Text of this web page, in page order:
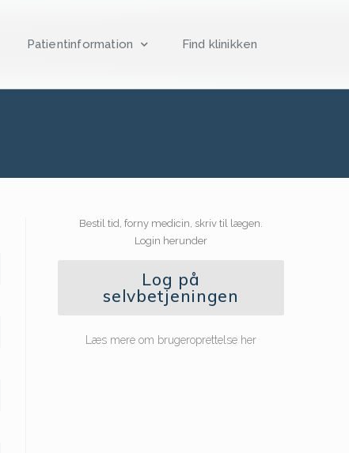
Patientinformation Find klinikken
Bestil tid, forny medicin, skriv til lægen.
Login herunder
Log på
selvbetjeningen
Læs mere om brugeroprettelse her